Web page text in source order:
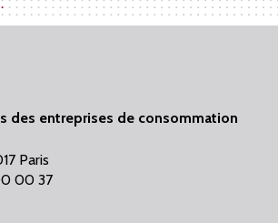
des entreprises de consommation
Paris
00 37